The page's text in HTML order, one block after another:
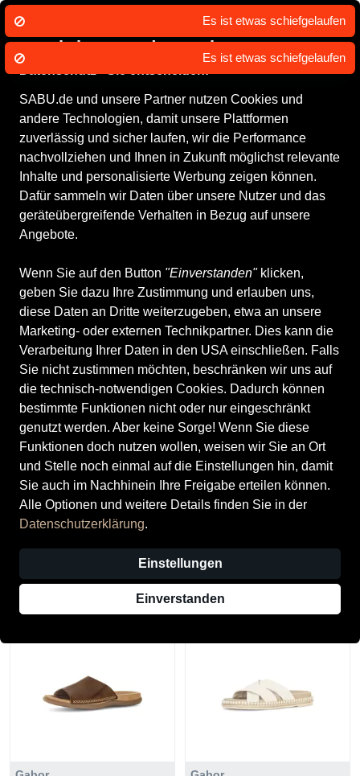
Wir nutzen Cookies um unsere Dienste
zu erbringen und zu verbessern.
SABU.de und unsere Partner nutzen Cookies und
andere Technologien, damit unsere Plattformen
zuverlässig und sicher laufen, wir die Performance
nachvollziehen und Ihnen in Zukunft möglichst relevante
Inhalte und personalisierte Werbung zeigen können.
Dafür sammeln wir Daten über unsere Nutzer und das
geräteübergreifende Verhalten in Bezug auf unsere
Angebote.
Wenn Sie auf den Button "Einverstanden"klicken,
geben Sie dazu Ihre Zustimmung und erlauben uns,
diese Daten an Dritte weiterzugeben, etwa an unsere
Marketing- oder externen Technikpartner. Dies kann die
Verarbeitung Ihrer Daten in den USA einschließen. Falls
Sie nicht zustimmen möchten, beschränken wir uns auf
die technisch-notwendigen Cookies. Dadurch können
bestimmte Funktionen nicht oder nur eingeschränkt
genutzt werden. Aber keine Sorge! Wenn Sie diese
Funktionen doch nutzen wollen, weisen wir Sie an Ort
und Stelle noch einmal auf die Einstellungen hin, damit
Sie auch im Nachhinein Ihre Freigabe erteilen können.
Alle Optionen und weitere Details finden Sie in der
Datenschutzerklärung.
Einstellungen
Einverstanden
Alle Produkte Damenschuhe
Damenschuhe
ALLE FILTER
1.412 Produkte
Gabor
Klassische Pantoletten soft
Gabor
Klassische Pantoletten sand
110,00 €
Es ist etwas schiefgelaufen